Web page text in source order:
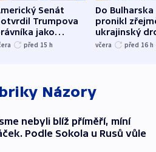
Senát
Trumpova
jako
před 15 h
Do Bulharska
pronikl
ukrajinský
explodoval
včera před 16 h
Názory
nebyli blíž příměří, míní
Podle Sokola u Rusů vůle